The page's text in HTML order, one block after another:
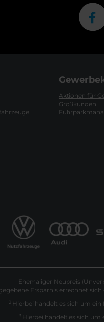
Aktionen für
Großkunden
Ehemaliger Neupreis
Ersparnis errechnet
2 Hierbei handelt es sich um
3 Hierbei handelt es sich